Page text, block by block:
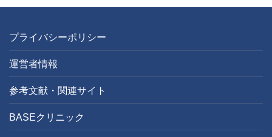
プライバシーポリシー
運営者情報
参考文献・関連サイト
BASEクリニック